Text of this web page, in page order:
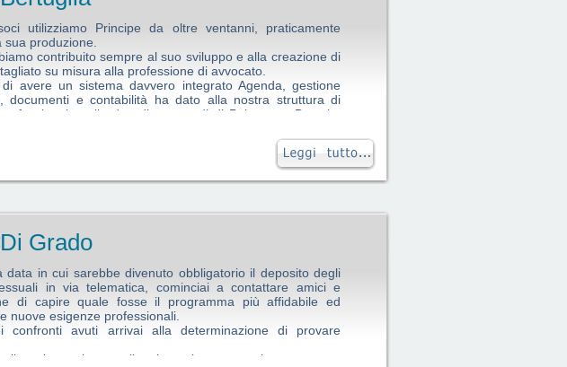
utilizziamo Principe da oltre ventanni, praticamente
produzione.
contribuito sempre al suo sviluppo e alla creazione di
su misura alla professione di avvocato.
avere un sistema davvero integrato Agenda, gestione
documenti e contabilità ha dato alla nostra struttura di
professionale sulle due diverse sedi di Palermo e Brescia,
server dedicato possiamo accedere ai nostri archivi da
e lavorare anche in team ad ogni pratica, senza perdere
non avremmo potuto lavorare con la necessaria
Studio Legale Montante.
Grado
data in cui sarebbe divenuto obbligatorio il deposito degli
in via telematica, cominciai a contattare amici e
di capire quale fosse il programma più affidabile ed
nuove esigenze professionali.
confronti avuti arrivai alla determinazione di provare
mia scelta, quello che prima percepivo come un